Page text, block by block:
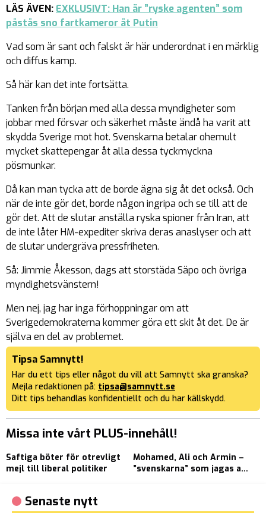
LÄS ÄVEN: EXKLUSIVT: Han är ”ryske agenten” som
påstås sno fartkameror åt Putin
Vad som är sant och falskt är här underordnat i en märklig
och diffus kamp.
Så här kan det inte fortsätta.
Tanken från början med alla dessa myndigheter som
jobbar med försvar och säkerhet måste ändå ha varit att
skydda Sverige mot hot. Svenskarna betalar ohemult
mycket skattepengar åt alla dessa tyckmyckna
pösmunkar.
Då kan man tycka att de borde ägna sig åt det också. Och
när de inte gör det, borde någon ingripa och se till att de
gör det. Att de slutar anställa ryska spioner från Iran, att
de inte låter HM-expediter skriva deras anaslyser och att
de slutar undergräva pressfriheten.
Så: Jimmie Åkesson, dags att storstäda Säpo och övriga
myndighetsvänstern!
Men nej, jag har inga förhoppningar om att
Sverigedemokraterna kommer göra ett skit åt det. De är
själva en del av problemet.
Tipsa Samnytt!
Har du ett tips eller något du vill att Samnytt ska granska?
Mejla redaktionen på: tipsa@samnytt.se
Ditt tips behandlas konfidentiellt och du har källskydd.
Missa inte vårt PLUS-innehåll!
Saftiga böter för otrevligt
mejl till liberal politiker
Mohamed, Ali och Armin –
”svenskarna” som jagas av
Senaste nytt